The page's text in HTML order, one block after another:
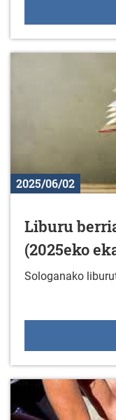
2025/06/02
Liburu
(2025eko
Sologanako